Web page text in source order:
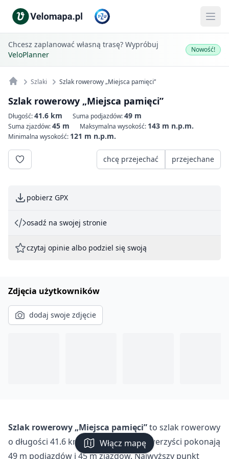
Włącz mapę
Chcesz zaplanować własną trasę? Wypróbuj
VeloPlanner
Nowość!
Szlaki Szlak rowerowy „Miejsca pamięci”
Szlak rowerowy „Miejsca pamięci”
Długość:41.6 km Suma podjazdów:49 m
Suma zjazdów:45 m Maksymalna wysokość: 143 m n.p.m.
Minimalna wysokość: 121 m n.p.m.
chcę przejechać przejechane
pobierz GPX
osadź na swojej stronie
czytaj opinie albo podziel się swoją
Zdjęcia użytkowników
dodaj swoje zdjęcie
Szlak rowerowy „Miejsca pamięci”to szlak rowerowy
o długości 41.6 km. Podczas trasy rowerzyści pokonają
49 m podjazdów i 45 m zjazdów. Najwyższy punkt